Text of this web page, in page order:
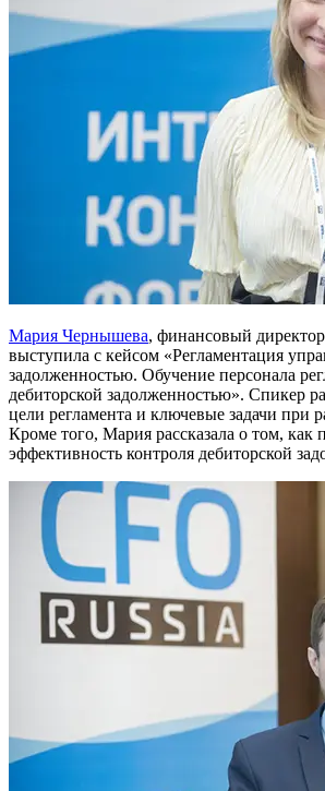
Мария Чернышева, финансовый
выступила с кейсом «Регламентация
задолженностью. Обучение персонала
дебиторской задолженностью». Спикер
цели регламента и ключевые задачи при
Кроме того, Мария рассказала о том, как
эффективность контроля дебиторской